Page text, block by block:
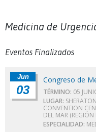
Medicina de
Eventos Finalizados
Jun
03
Congreso de
TÉRMINO: 05
LUGAR:
CONVENTION
DEL MAR
ESPECIALIDAD: